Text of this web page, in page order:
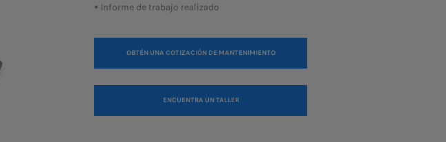
• Informe de trabajo realizado
OBTÉN UNA COTIZACIÓN DE MANTENIMIENTO
ENCUENTRA UN TALLER